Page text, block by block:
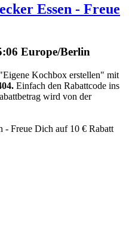
Essen - Freue
Europe/Berlin
Kochbox erstellen" mit
. Einfach den Rabattcode ins
wird von der